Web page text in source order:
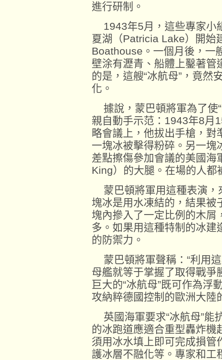
進行研制。
1943年5月，這些專家小
夏湖（Patricia Lake）開始
Boathouse。一個月後，一
壁涂有瀝青、船體上鑿著管
的是，這艘“冰航母”，竟然
化。
據說，蒙巴頓將軍為了使
親自動手示范：1943年8月
略會議上，他拔出手槍，對
一塊冰被擊得粉碎。另一塊
差點擦傷參加會議的美國海
King）的大腿。在場的人都
蒙巴頓將軍用這種表演，
塊冰是用水凍結的，結果被
塊內摻入了一定比例的木屑
多。如果用這種特制的冰建
的防禦力。
蒙巴頓將軍聲稱：“利用
母艦就等于掌握了取得戰爭
巨大的“冰航母”既可作為浮
攻納粹德國控制的歐洲大陸
英國海軍要求“冰航母”能
的冰跑道應適合重型轟炸機
須用冰水填上即可完成損管
護冰層不融化等。專家和工